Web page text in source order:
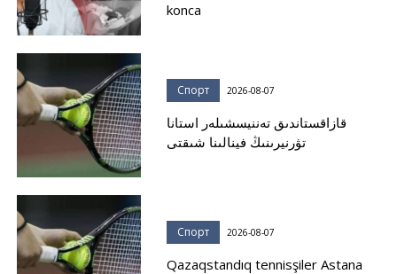
konca
Спорт 2026-08-07
قازاقستاندىق تەننيسشىلەر استانا
تۋرنيرىنىڭ فينالىنا شىقتى
Спорт 2026-08-07
Qazaqstandıq tennisşiler Astana